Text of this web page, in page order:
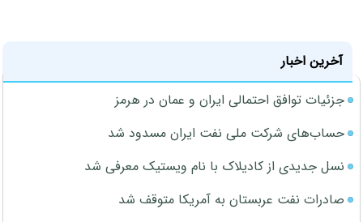
آخرین اخبار
جزئیات توافق احتمالی ایران و عمان در هرمز
حساب‌های شرکت ملی نفت ایران مسدود شد
نسل جدیدی از کادیلاک با نام ویستیک معرفی شد
صادرات نفت عربستان به آمریکا متوقف شد